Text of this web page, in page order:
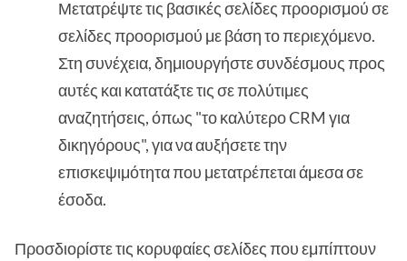
Μετατρέψτε τις βασικές σελίδες προορισμού σε
σελίδες προορισμού με βάση το περιεχόμενο.
Στη συνέχεια, δημιουργήστε συνδέσμους προς
αυτές και κατατάξτε τις σε πολύτιμες
αναζητήσεις, όπως "το καλύτερο CRM για
δικηγόρους", για να αυξήσετε την
επισκεψιμότητα που μετατρέπεται άμεσα σε
έσοδα.
Προσδιορίστε τις κορυφαίες σελίδες που εμπίπτουν